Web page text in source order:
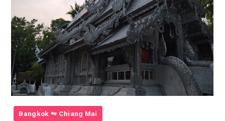
Bangkok ⇋ Chiang Mai